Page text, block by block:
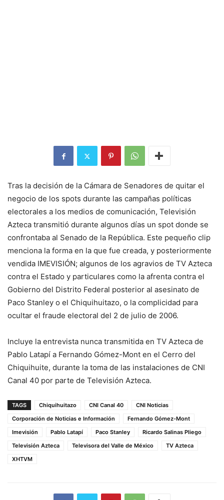
Tras la decisión de la Cámara de Senadores de quitar el
negocio de los spots durante las campañas políticas
electorales a los medios de comunicación, Televisión
Azteca transmitió durante algunos días un spot donde se
confrontaba al Senado de la República. Este pequeño clip
menciona la forma en la que fue creada, y posteriormente
vendida IMEVISIÓN; algunos de los agravios de TV Azteca
contra el Estado y particulares como la afrenta contra el
Gobierno del Distrito Federal posterior al asesinato de
Paco Stanley o el Chiquihuitazo, o la complicidad para
ocultar el fraude electoral del 2 de julio de 2006.
Incluye la entrevista nunca transmitida en TV Azteca de
Pablo Latapí a Fernando Gómez-Mont en el Cerro del
Chiquihuite, durante la toma de las instalaciones de CNI
Canal 40 por parte de Televisión Azteca.
TAGS Chiquihuitazo CNI Canal 40
CNI Noticias
Corporación de Noticias e Información
Fernando Gómez-Mont
Imevisión
Pablo Latapí Paco Stanley
Ricardo Salinas Pliego
Televisión Azteca
Televisora del Valle de México
TV Azteca
XHTVM